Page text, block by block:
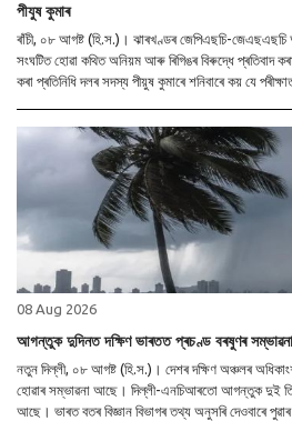
পীযুষ কুমাৰ
ৰাঁচী, ০৮ আগষ্ট (হি.স.)। ঝাৰখণ্ডৰ জেপিএছচি-জেএছএছচি আৰু অন্যান্য প্ৰতিযোগিতামূলক পৰীক্ষাত
সংঘটিত হোৱা কথিত অনিয়ম আৰু ৰিগিঙৰ বিৰুদ্ধে প্ৰতিবাদ
কৰা প্ৰতিনিধি দলৰ সদস্য পীয়ুষ কুমাৰে শনিবাৰে কয় যে
08 Aug 2026
আগন্তুক দুদিনত দক্ষিণ ভাৰতত প্ৰচণ্ড বৰষুণৰ সম্ভাৱনা
নতুন দিল্লী, ০৮ আগষ্ট (হি.স.)। দেশৰ দক্ষিণ অঞ্চলৰ অধিকাংশ অঞ্চলত আগন্তুক দুদিনত ধাৰাসাৰ বৰষুণ
হোৱাৰ সম্ভাৱনা আছে। দিল্লী-এনচিআৰতো আগন্তুক দুই
আছে। ভাৰত বতৰ বিজ্ঞান বিভাগৰ তথ্য অনুসৰি দেওবাৰে